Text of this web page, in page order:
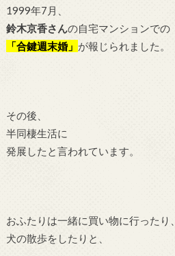
1999年7月、
鈴木京香さんの自宅マンションでの
「合鍵週末婚」 が報じられました。
その後、
半同棲生活に
発展したと言われています。
おふたりは一緒に買い物に行ったり、
犬の散歩をしたりと、